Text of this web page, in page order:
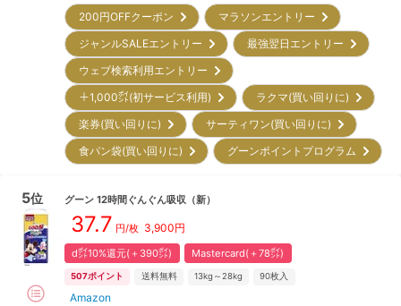
200円OFFクーポン
マラソンエントリー
ジャンルSALEエントリー
最強翌日エントリー
ウェブ検索利用エントリー
＋1,000㌽(初サービス利用)
ラクマ(買い回りに)
楽券(買い回りに)
サーティワン(買い回りに)
食パン袋(買い回りに)
グーンポイントプログラム
5位 グーン 12時間ぐんぐん吸収 （新）
37.7 円/枚 3,900円
d㌽10%還元(＋390㌽) Mastercard(＋78㌽)
507ポイント 送料無料 13kg～28kg 90枚入
Amazon